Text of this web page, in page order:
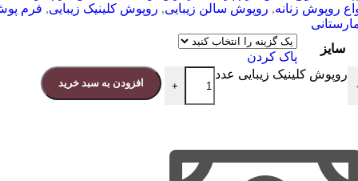
روپوش زنانه, روپوش سالن زیبایی, روپوش کلینیک زیبایی, فرم
سایز
پاک کردن
روپوش کلینیک زیبایی عدد
+ افزودن به سبد خرید